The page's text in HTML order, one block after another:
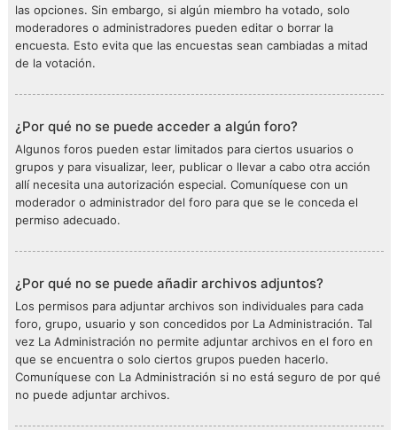
las opciones. Sin embargo, si algún miembro ha votado, solo
moderadores o administradores pueden editar o borrar la
encuesta. Esto evita que las encuestas sean cambiadas a mitad
de la votación.
¿Por qué no se puede acceder a algún foro?
Algunos foros pueden estar limitados para ciertos usuarios o
grupos y para visualizar, leer, publicar o llevar a cabo otra acción
allí necesita una autorización especial. Comuníquese con un
moderador o administrador del foro para que se le conceda el
permiso adecuado.
¿Por qué no se puede añadir archivos adjuntos?
Los permisos para adjuntar archivos son individuales para cada
foro, grupo, usuario y son concedidos por La Administración. Tal
vez La Administración no permite adjuntar archivos en el foro en
que se encuentra o solo ciertos grupos pueden hacerlo.
Comuníquese con La Administración si no está seguro de por qué
no puede adjuntar archivos.